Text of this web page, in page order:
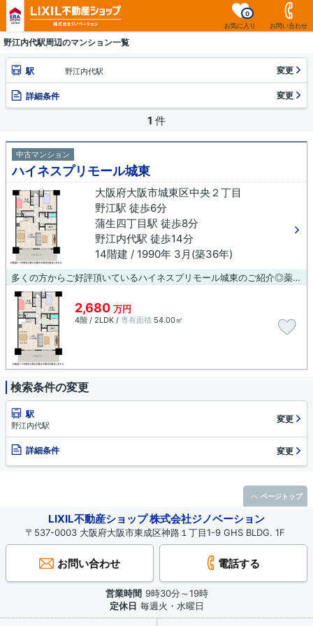
お気に入り
0
お問い合わせ
野江内代駅周辺のマンション一覧
駅 野江内代駅 変更
詳細条件 変更
1 件
中古マンション
ハイネスプリモール城東
大阪府大阪市城東区中央２丁目
野江駅 徒歩6分
蒲生四丁目駅 徒歩8分
野江内代駅 徒歩14分
14階建 / 1990年 3月(築36年)
多くの方からご好評頂いているハイネスプリモール城東のご紹介◎薬や日用品を買うのに便利なドラッグセガミ 野江店まで385mです◎ニーズの高いエレベーター付きの物件はこちらです◎こちらは14階建ての物件です◎不動産の購入を検討しているなら、不動産会社をしっかりと選んでください◎信頼と実績のある不動産会社を選ぶことで、不動産購入を成功させることに繋がります(#^^#)
2,680 万円
4階 / 2LDK / 専有面積 54.00㎡
検索条件の変更
駅
野江内代駅
変更
詳細条件 変更
LIXIL不動産ショップ 株式会社ジノベーション
〒537-0003 大阪府大阪市東成区神路１丁目1-9 GHS BLDG. 1F
お問い合わせ 電話する
営業時間 9時30分～19時
定休日 毎週火・水曜日
ページトップ